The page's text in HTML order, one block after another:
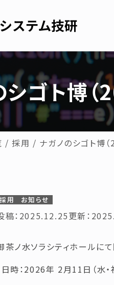
シゴト博
/採用 / ナガノのシゴト博
採用 お知らせ
稿：2025.12.25更新：
茶ノ水ソラシティホールにて
日時：2026年 2月11日（水